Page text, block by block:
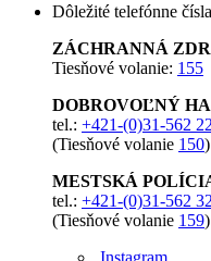
Dôležité telefónne čísla
ZÁCHRANNÁ
Tiesňové volanie: 155
DOBROVOĽNÝ
tel.: +421-(0)31-562
(Tiesňové volanie 150)
MESTSKÁ
tel.: +421-(0)31-562
(Tiesňové volanie 159)
Instagram